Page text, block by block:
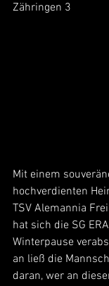
Zähringen 3
Mit einem
hochverdienten
TSV Alemannia
hat sich die SG
Winterpause
an ließ die
daran, wer an